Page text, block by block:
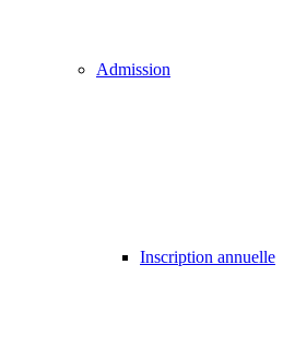
Admission
Inscription annuelle